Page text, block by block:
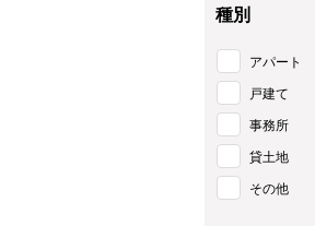
種別
アパート
戸建て
事務所
貸土地
その他